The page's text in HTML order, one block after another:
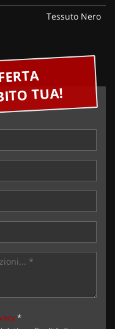
Tessuto Nero
TUA!
*